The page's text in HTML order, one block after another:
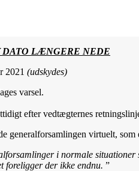
DATO LÆNGERE NEDE
2021 (udskydes)
varsel.
efter vedtægternes
virtuelt, som
i normale
foreligger der ikke endnu. ”